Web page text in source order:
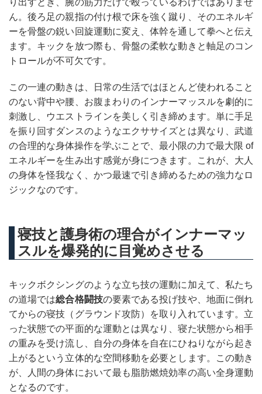
り出すとき、腕の筋力だけで殴っているわけではありませ
ん。後ろ足の親指の付け根で床を強く蹴り、そのエネルギ
ーを骨盤の鋭い回旋運動に変え、体幹を通して拳へと伝え
ます。キックを放つ際も、骨盤の柔軟な動きと軸足のコン
トロールが不可欠です。
この一連の動きは、日常の生活ではほとんど使われること
のない背中や腰、お腹まわりのインナーマッスルを劇的に
刺激し、ウエストラインを美しく引き締めます。単に手足
を振り回すダンスのようなエクササイズとは異なり、武道
の合理的な身体操作を学ぶことで、最小限の力で最大限 of
エネルギーを生み出す感覚が身につきます。これが、大人
の身体を怪我なく、かつ最速で引き締めるための強力なロ
ジックなのです。
寝技と護身術の理合がインナーマッ
スルを爆発的に目覚めさせる
キックボクシングのような立ち技の運動に加えて、私たち
の道場では総合格闘技の要素である投げ技や、地面に倒れ
てからの寝技（グラウンド攻防）を取り入れています。立
った状態での平面的な運動とは異なり、寝た状態から相手
の重みを受け流し、自分の身体を自在にひねりながら起き
上がるという立体的な空間移動を必要とします。この動き
が、人間の身体において最も脂肪燃焼効率の高い全身運動
となるのです。